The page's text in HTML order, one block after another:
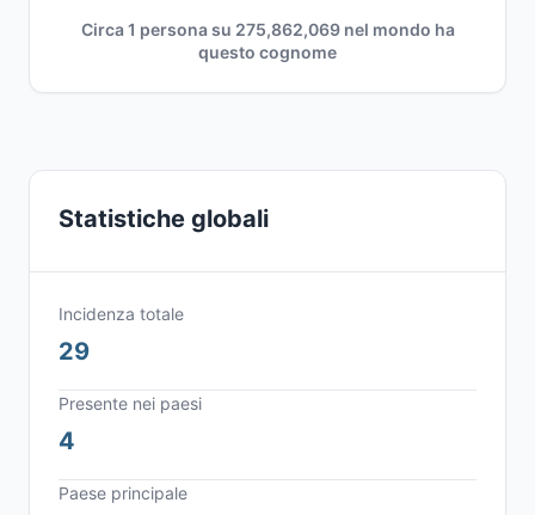
Circa 1 persona su 275,862,069 nel mondo ha
questo cognome
Statistiche globali
Incidenza totale
29
Presente nei paesi
4
Paese principale